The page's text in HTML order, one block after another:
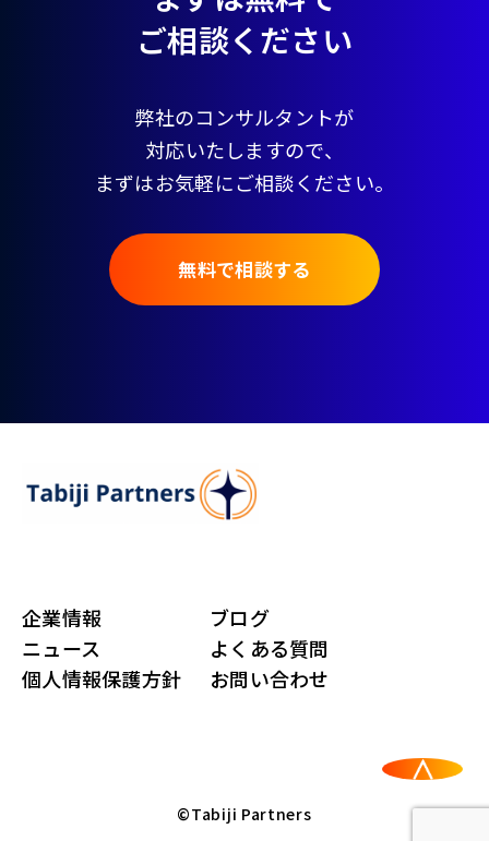
ご相談ください
弊社のコンサルタントが
対応いたしますので、
まずはお気軽にご相談ください。
無料で相談する
企業情報
ブログ
ニュース
よくある質問
個人情報保護方針
お問い合わせ
©Tabiji Partners